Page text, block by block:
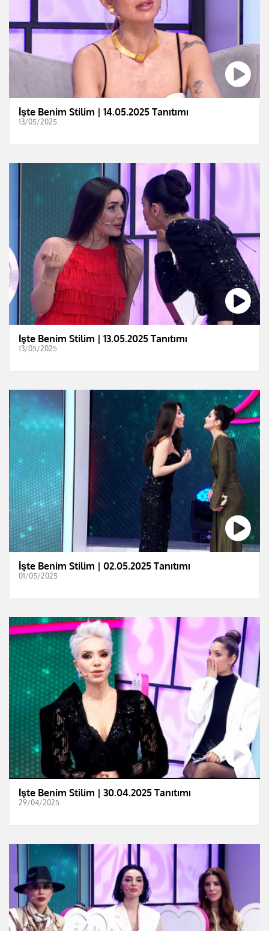
İşte Benim Stilim | 14.05.2025 Tanıtımı
13/05/2025
İşte Benim Stilim | 13.05.2025 Tanıtımı
13/05/2025
İşte Benim Stilim | 02.05.2025 Tanıtımı
01/05/2025
İşte Benim Stilim | 30.04.2025 Tanıtımı
29/04/2025